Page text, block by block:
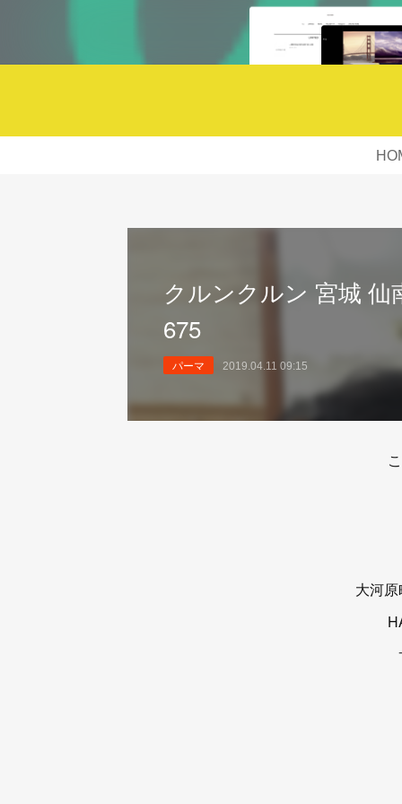
クルンクルン 宮城 仙
675
パーマ 2019.04.11 09:15
大河